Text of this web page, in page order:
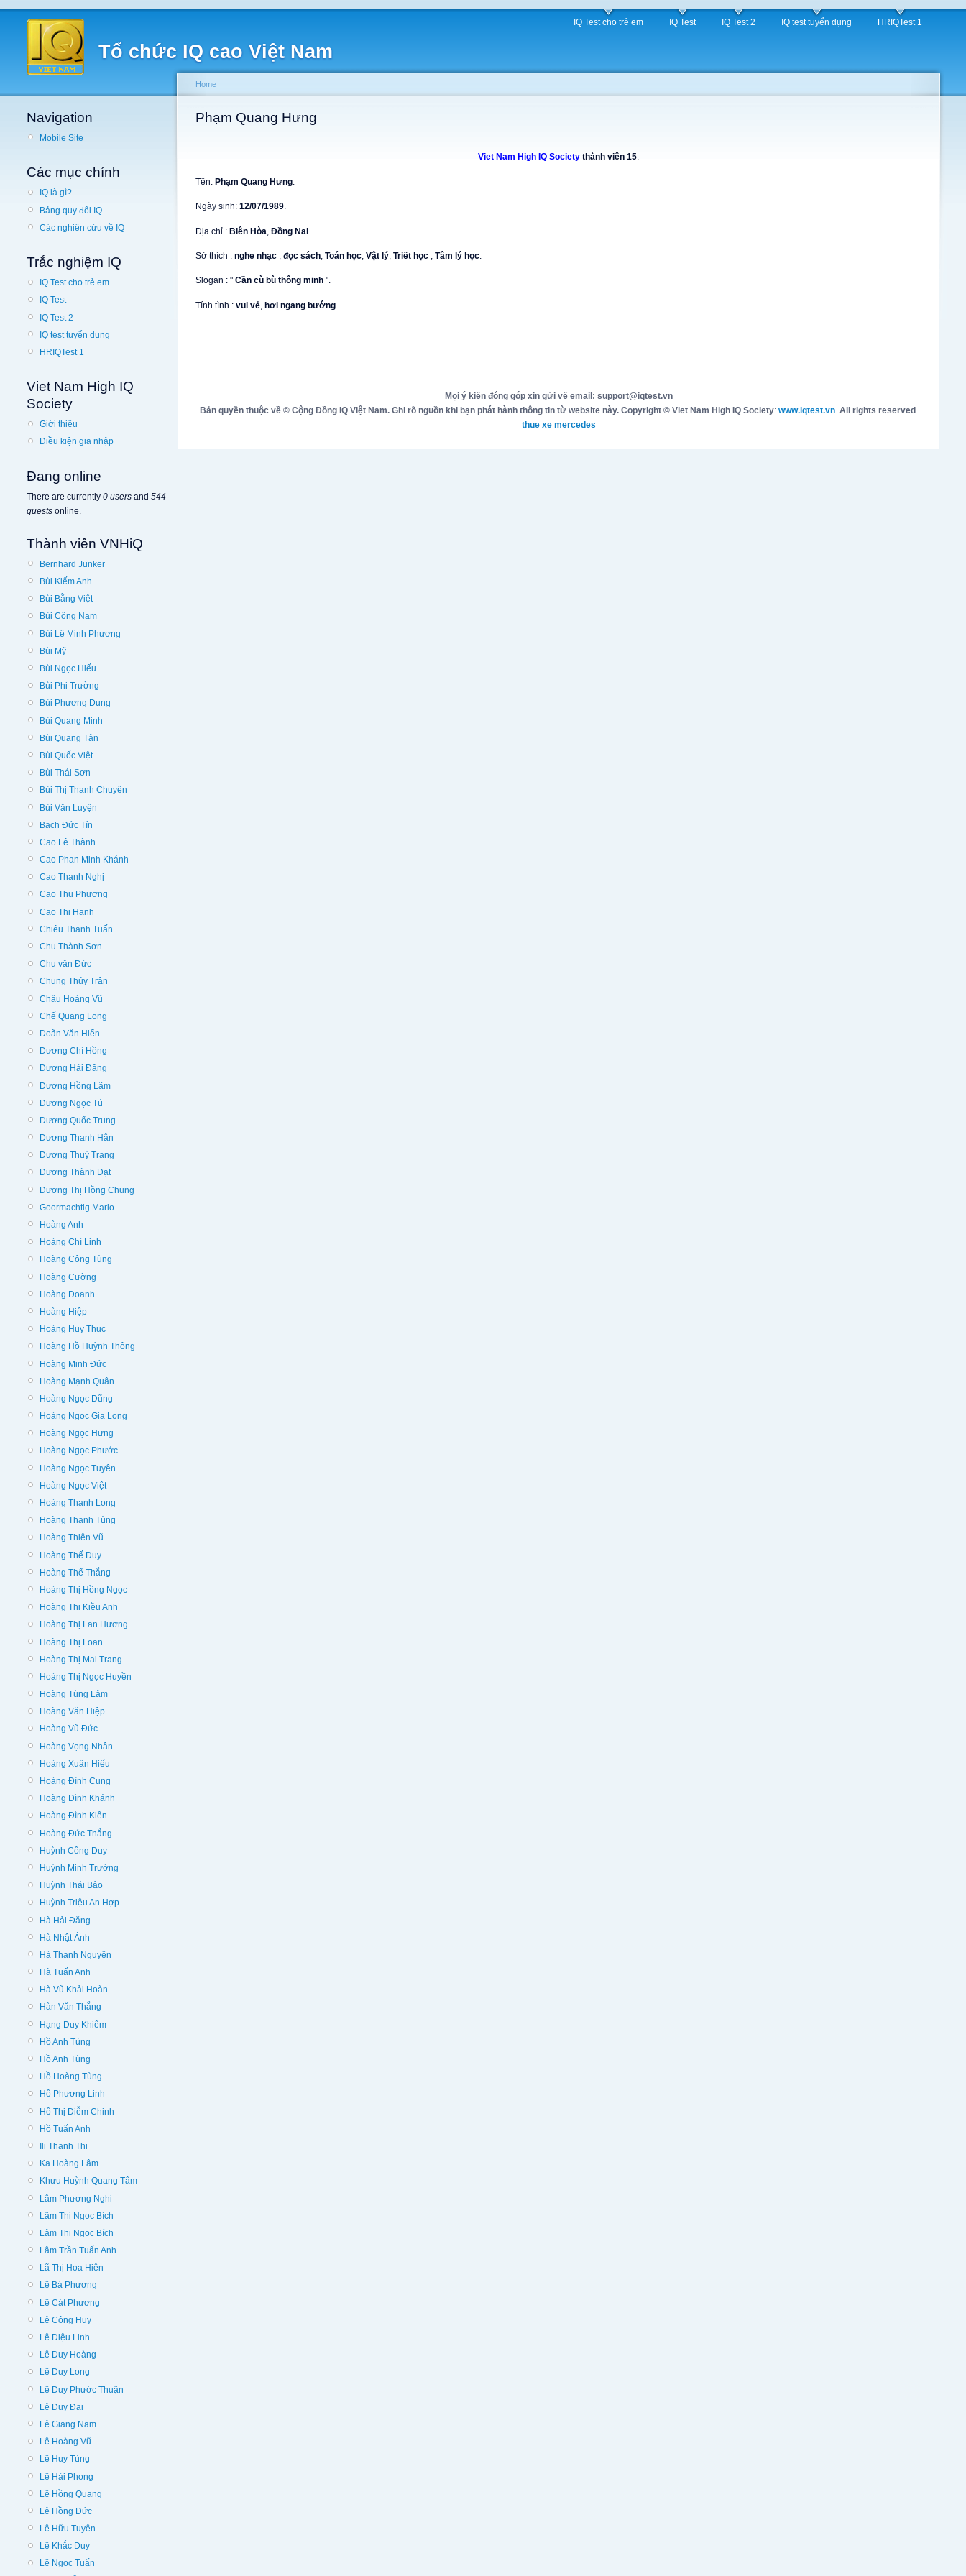
Tổ chức IQ cao Việt Nam
IQ Test cho trẻ em IQ Test IQ Test 2 IQ test tuyển dụng HRIQTest 1
Navigation
Mobile Site
Các mục chính
IQ là gì?
Bảng quy đổi IQ
Các nghiên cứu về IQ
Trắc nghiệm IQ
IQ Test cho trẻ em
IQ Test
IQ Test 2
IQ test tuyển dụng
HRIQTest 1
Viet Nam High IQ
Society
Giới thiệu
Điều kiện gia nhập
Đang online
There are currently 0 users and 544
guests online.
Thành viên VNHiQ
Bernhard Junker
Bùi Kiếm Anh
Bùi Bằng Việt
Bùi Công Nam
Bùi Lê Minh Phương
Bùi Mỹ
Bùi Ngọc Hiếu
Bùi Phi Trường
Bùi Phương Dung
Bùi Quang Minh
Bùi Quang Tân
Bùi Quốc Việt
Bùi Thái Sơn
Bùi Thị Thanh Chuyên
Bùi Văn Luyện
Bạch Đức Tín
Cao Lê Thành
Cao Phan Minh Khánh
Cao Thanh Nghị
Cao Thu Phương
Cao Thị Hạnh
Chiêu Thanh Tuấn
Chu Thành Sơn
Chu văn Đức
Chung Thủy Trân
Châu Hoàng Vũ
Chế Quang Long
Doãn Văn Hiến
Dương Chí Hồng
Dương Hải Đăng
Dương Hồng Lãm
Dương Ngọc Tú
Dương Quốc Trung
Dương Thanh Hân
Dương Thuỳ Trang
Dương Thành Đạt
Dương Thị Hồng Chung
Goormachtig Mario
Hoàng Anh
Hoàng Chí Linh
Hoàng Công Tùng
Hoàng Cường
Hoàng Doanh
Hoàng Hiệp
Hoàng Huy Thục
Hoàng Hồ Huỳnh Thông
Hoàng Minh Đức
Hoàng Mạnh Quân
Hoàng Ngọc Dũng
Hoàng Ngọc Gia Long
Hoàng Ngọc Hưng
Hoàng Ngọc Phước
Hoàng Ngọc Tuyên
Hoàng Ngọc Việt
Hoàng Thanh Long
Hoàng Thanh Tùng
Hoàng Thiên Vũ
Hoàng Thế Duy
Hoàng Thế Thắng
Hoàng Thị Hồng Ngọc
Hoàng Thị Kiều Anh
Hoàng Thị Lan Hương
Hoàng Thị Loan
Hoàng Thị Mai Trang
Hoàng Thị Ngọc Huyền
Hoàng Tùng Lâm
Hoàng Văn Hiệp
Hoàng Vũ Đức
Hoàng Vọng Nhân
Hoàng Xuân Hiếu
Hoàng Đình Cung
Hoàng Đình Khánh
Hoàng Đình Kiên
Hoàng Đức Thắng
Huỳnh Công Duy
Huỳnh Minh Trường
Huỳnh Thái Bảo
Huỳnh Triệu An Hợp
Hà Hải Đăng
Hà Nhật Ánh
Hà Thanh Nguyên
Hà Tuấn Anh
Hà Vũ Khải Hoàn
Hàn Văn Thắng
Hạng Duy Khiêm
Hồ Anh Tùng
Hồ Anh Tùng
Hồ Hoàng Tùng
Hồ Phương Linh
Hồ Thị Diễm Chinh
Hồ Tuấn Anh
Ili Thanh Thi
Ka Hoàng Lâm
Khưu Huỳnh Quang Tâm
Lâm Phương Nghi
Lâm Thị Ngọc Bích
Lâm Thị Ngọc Bích
Lâm Trần Tuấn Anh
Lã Thị Hoa Hiên
Lê Bá Phương
Lê Cát Phương
Lê Công Huy
Lê Diệu Linh
Lê Duy Hoàng
Lê Duy Long
Lê Duy Phước Thuận
Lê Duy Đại
Lê Giang Nam
Lê Hoàng Vũ
Lê Huy Tùng
Lê Hải Phong
Lê Hồng Quang
Lê Hồng Đức
Lê Hữu Tuyên
Lê Khắc Duy
Lê Ngọc Tuấn
Home
Phạm Quang Hưng
Viet Nam High IQ Society thành viên 15:
Tên: Phạm Quang Hưng
Ngày sinh: 12/07/1989.
Địa chỉ : Biên Hòa Đồng Nai
Sở thích : nghe nhạc , đọc sách, Toán học, Vật lý, Triết học , Tâm lý học.
Slogan : " Cần cù bù thông minh ".
Tính tình : vui vẻ hơi ngang bướng
Mọi ý kiến đóng góp xin gửi về email: support@iqtest.vn
Bản quyền thuộc về © Cộng Đồng IQ Việt Nam. Ghi rõ nguồn khi bạn phát hành thông tin từ website này. Copyright © Viet Nam High IQ Society: www.iqtest.vn. All rights reserved .
thue xe mercedes